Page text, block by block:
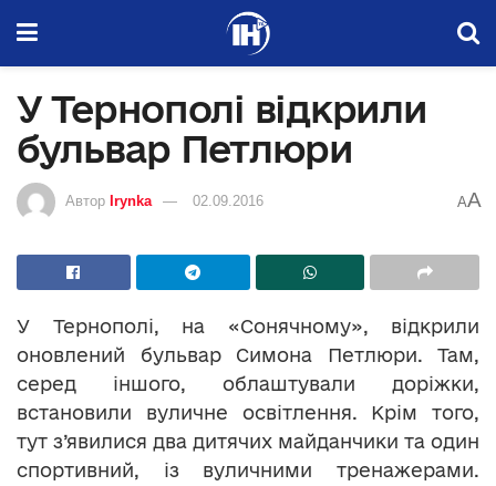
У Тернополі відкрили
бульвар Петлюри
Автор Irynka 02.09.2016 AA
У Тернополі, на «Сонячному», відкрили
оновлений бульвар Симона Петлюри. Там,
серед іншого, облаштували доріжки,
встановили вуличне освітлення. Крім того,
тут з’явилися два дитячих майданчики та один
спортивний, із вуличними тренажерами.